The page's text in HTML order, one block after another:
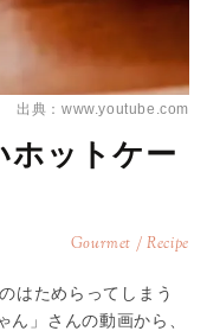
出典：www.youtube.com
ホットケー
Gourmet / Recipe
はためらってしまう
」さんの動画から、